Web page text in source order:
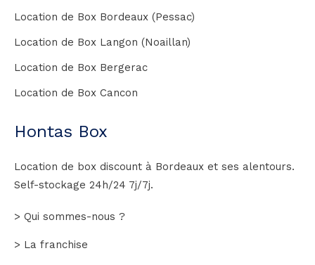
Location de Box Bordeaux (Pessac)
Location de Box Langon (Noaillan)
Location de Box Bergerac
Location de Box Cancon
Hontas Box
Location de box discount à Bordeaux et ses alentours.
Self-stockage 24h/24 7j/7j.
> Qui sommes-nous ?
> La franchise